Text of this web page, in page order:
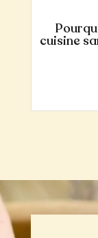
cuisine